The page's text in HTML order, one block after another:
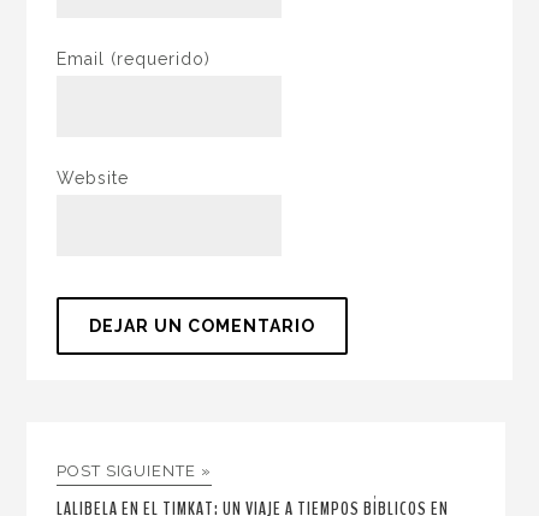
Email (requerido)
Website
POST SIGUIENTE »
LALIBELA EN EL TIMKAT: UN VIAJE A TIEMPOS BÍBLICOS EN